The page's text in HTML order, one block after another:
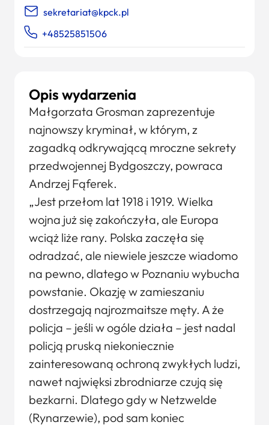
Opis wydarzenia
Małgorzata Grosman zaprezentuje
najnowszy kryminał, w którym, z
zagadką odkrywającą mroczne sekrety
przedwojennej Bydgoszczy, powraca
Andrzej Fąferek.
„Jest przełom lat 1918 i 1919. Wielka
wojna już się zakończyła, ale Europa
wciąż liże rany. Polska zaczęła się
odradzać, ale niewiele jeszcze wiadomo
na pewno, dlatego w Poznaniu wybucha
powstanie. Okazję w zamieszaniu
dostrzegają najrozmaitsze męty. A że
policja – jeśli w ogóle działa – jest nadal
policją pruską niekoniecznie
zainteresowaną ochroną zwykłych ludzi,
nawet najwięksi zbrodniarze czują się
bezkarni. Dlatego gdy w Netzwelde
(Rynarzewie), pod sam koniec
sekretariat@kpck.pl
+48525851506